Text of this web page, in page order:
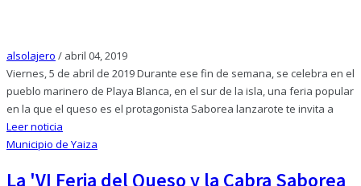
alsolajero / abril 04, 2019
Viernes, 5 de abril de 2019 Durante ese fin de semana, se celebra en el
pueblo marinero de Playa Blanca, en el sur de la isla, una feria popular
en la que el queso es el protagonista Saborea lanzarote te invita a
Leer noticia
Municipio de Yaiza
La 'VI Feria del Queso y la Cabra Saborea